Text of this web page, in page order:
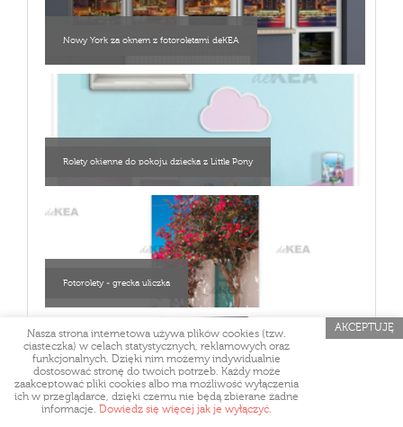
Nowy York za oknem z fotoroletami deKEA
Rolety okienne do pokoju dziecka z Little Pony
Fotorolety - grecka uliczka
Fotoroleta Dekea do fryzjera
Nasza strona internetowa używa plików cookies (tzw.
ciasteczka) w celach statystycznych, reklamowych oraz
funkcjonalnych. Dzięki nim możemy indywidualnie
dostosować stronę do twoich potrzeb. Każdy może
zaakceptować pliki cookies albo ma możliwość wyłączenia
ich w przeglądarce, dzięki czemu nie będą zbierane żadne
informacje. Dowiedz się więcej jak je wyłączyć.
AKCEPTUJĘ